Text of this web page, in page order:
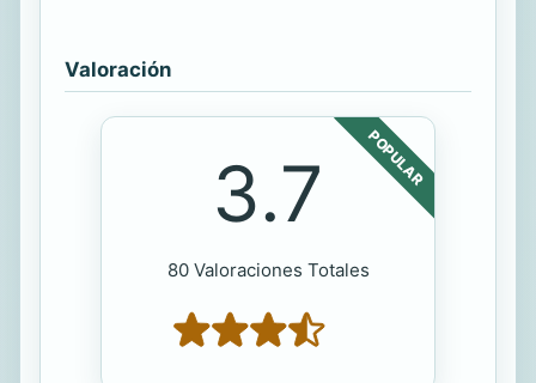
Valoración
POPULAR
3.7
80 Valoraciones Totales